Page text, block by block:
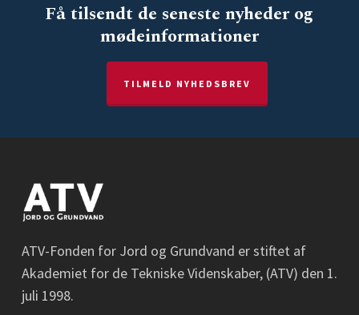
Få tilsendt de seneste nyheder og
mødeinformationer
TILMELD NYHEDSBREV
ATV-Fonden for Jord og Grundvand er stiftet af
Akademiet for de Tekniske Videnskaber, (ATV) den 1.
juli 1998.